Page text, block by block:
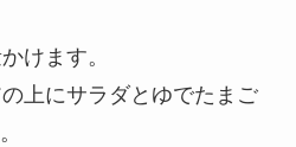
けます。
上にサラダとゆでたまご